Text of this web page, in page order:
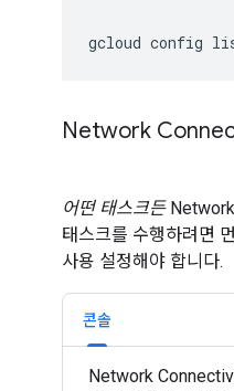
gcloud config
Network
어떤 태스크든Network
태스크를 수행하려면
사용 설정해야 합니다.
콘솔
Network